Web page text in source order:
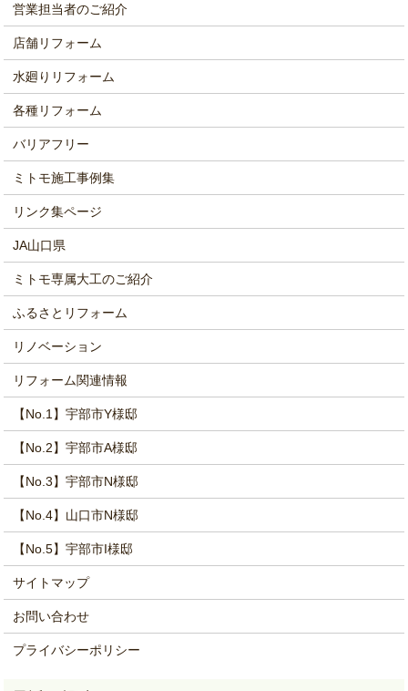
営業担当者のご紹介
店舗リフォーム
水廻りリフォーム
各種リフォーム
バリアフリー
ミトモ施工事例集
リンク集ページ
JA山口県
ミトモ専属大工のご紹介
ふるさとリフォーム
リノベーション
リフォーム関連情報
【No.1】宇部市Y様邸
【No.2】宇部市A様邸
【No.3】宇部市N様邸
【No.4】山口市N様邸
【No.5】宇部市I様邸
サイトマップ
お問い合わせ
プライバシーポリシー